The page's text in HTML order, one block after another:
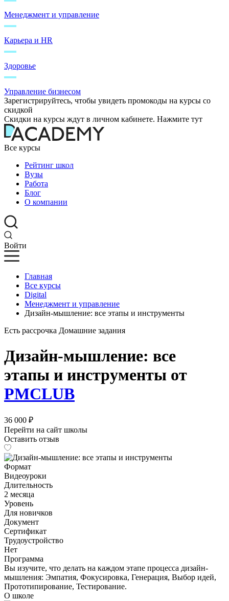
Менеджмент и управление
Карьера и HR
Здоровье
Управление бизнесом
Зарегистрируйтесь, чтобы увидеть промокоды на курсы со
скидкой
Скидки на курсы ждут в личном кабинете. Нажмите тут
Все курсы
Рейтинг школ
Вузы
Работа
Блог
О компании
Войти
Главная
Все курсы
Digital
Менеджмент и управление
Дизайн-мышление: все этапы и инструменты
Есть рассрочка Домашние задания
Дизайн-мышление: все
этапы и инструменты от
PMCLUB
36 000 ₽
Перейти на сайт школы
Оставить отзыв
Формат
Видеоуроки
Длительность
2 месяца
Уровень
Для новичков
Документ
Сертификат
Трудоустройство
Нет
Программа
Вы изучите, что делать на каждом этапе процесса дизайн-
мышления: Эмпатия, Фокусировка, Генерация, Выбор идей,
Прототипирование, Тестирование.
О школе